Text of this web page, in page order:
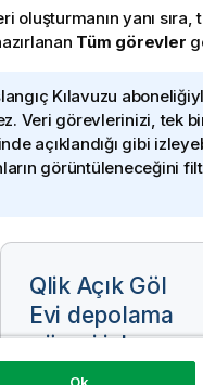
yanı sıra,
Tüm görevler
Kılavuzu
Veri görevlerinizi, tek
açıklandığı gibi
görüntüleneceğini
Qlik Açık Göl
Evi depolama
görevi izleme